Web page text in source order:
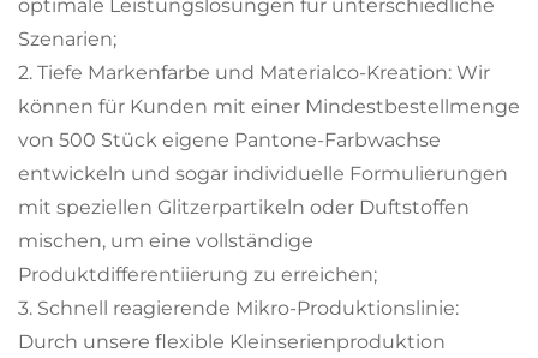
optimale Leistungslösungen für unterschiedliche
Szenarien;
2. Tiefe Markenfarbe und Materialco-Kreation: Wir
können für Kunden mit einer Mindestbestellmenge
von 500 Stück eigene Pantone-Farbwachse
entwickeln und sogar individuelle Formulierungen
mit speziellen Glitzerpartikeln oder Duftstoffen
mischen, um eine vollständige
Produktdifferentiierung zu erreichen;
3. Schnell reagierende Mikro-Produktionslinie:
Durch unsere flexible Kleinserienproduktion